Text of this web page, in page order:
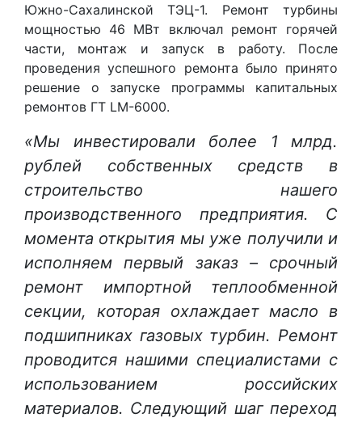
Южно-Сахалинской ТЭЦ-1. Ремонт турбины
мощностью 46 МВт включал ремонт горячей
части, монтаж и запуск в работу. После
проведения успешного ремонта было принято
решение о запуске программы капитальных
ремонтов ГТ LM-6000.
«Мы инвестировали более 1 млрд.
рублей собственных средств в
строительство нашего
производственного предприятия. С
момента открытия мы уже получили и
исполняем первый заказ – срочный
ремонт импортной теплообменной
секции, которая охлаждает масло в
подшипниках газовых турбин. Ремонт
проводится нашими специалистами с
использованием российских
материалов. Следующий шаг переход